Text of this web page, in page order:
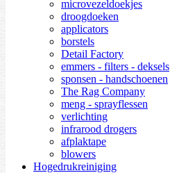
microvezeldoekjes
droogdoeken
applicators
borstels
Detail Factory
emmers - filters - deksels
sponsen - handschoenen
The Rag Company
meng - sprayflessen
verlichting
infrarood drogers
afplaktape
blowers
Hogedrukreiniging